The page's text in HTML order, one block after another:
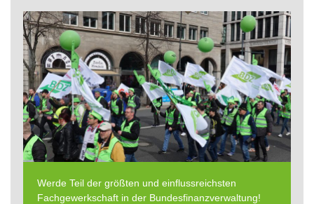
Werde Teil der größten und einflussreichsten
Fachgewerkschaft in der Bundesfinanzverwaltung!